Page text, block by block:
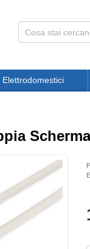
Elettrodomestici